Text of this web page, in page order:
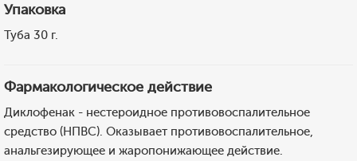
Упаковка
Туба 30 г.
Фармакологическое действие
Диклофенак - нестероидное противовоспалительное
средство (НПВС). Оказывает противовоспалительное,
анальгезирующее и жаропонижающее действие.